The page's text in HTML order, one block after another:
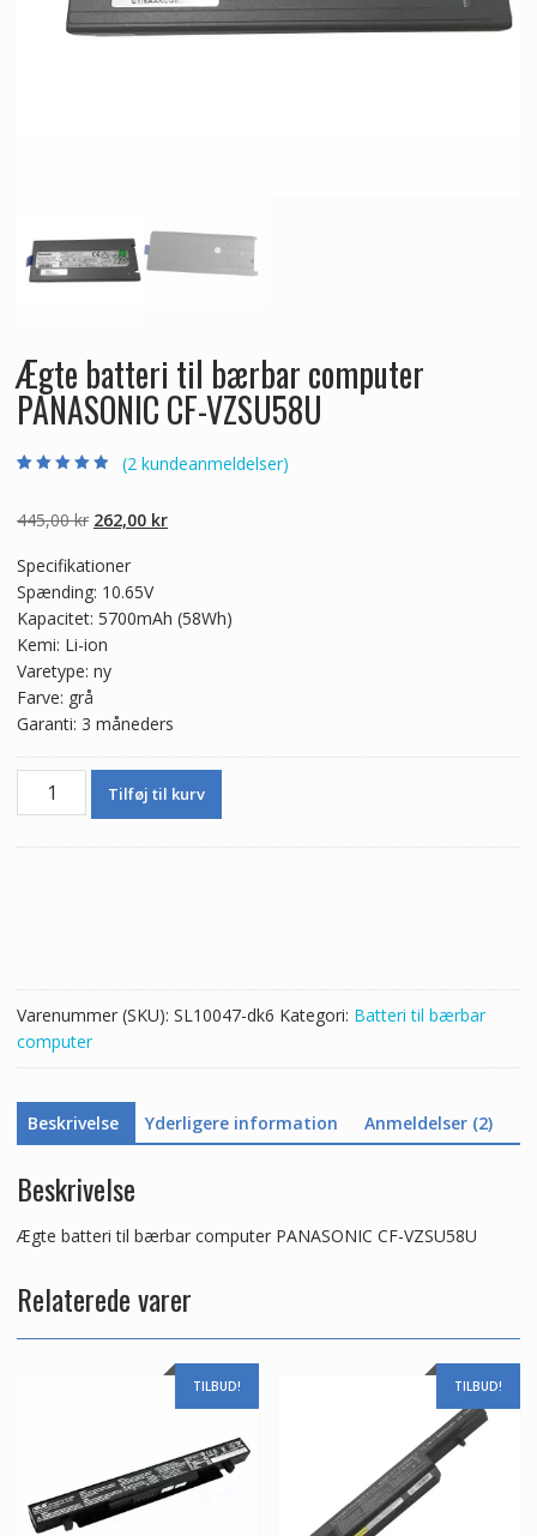
Ægte batteri til bærbar computer
PANASONIC CF-VZSU58U
baseret på
kundebedømme
(2 kundeanmeldelser)
445,00kr Den
pris
var:
445,00 kr.
262,00 krDen
262,00 kr.
Specifikationer
Spænding: 10.65V
Kapacitet: 5700mAh (58Wh)
Kemi: Li-ion
Varetype: ny
Farve: grå
Garanti: 3 måneders
Ægte
antal
Tilføj til kurv
Varenummer (SKU): SL10047-dk6 Kategori: Batteri til bærbar
computer
Beskrivelse Yderligere information Anmeldelser (2)
Beskrivelse
Ægte batteri til bærbar computer PANASONIC CF-VZSU58U
Relaterede varer
TILBUD! TILBUD!